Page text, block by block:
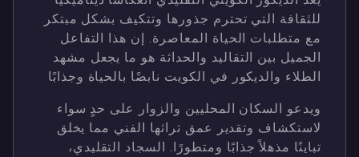
للثقافة التي تحترم جذورها وتتكيف بشكل مبتكر
مع متطلبات الحياة المعاصرة. إن هذا التفاعل
الجميل بين التقاليد والحداثة هو ما يجعل مشهد
الطلاء والديكور في الكويت نابضًا بالحياة وجذابًا
ويدعو السكان المحليين والزوار على حدٍ سواء
لاستكشاف وتقدير عمق تراثها الفني مما يخلق
تباينًا مذهلاً جذابًا ومتطورًا. السجاد التقليدي،